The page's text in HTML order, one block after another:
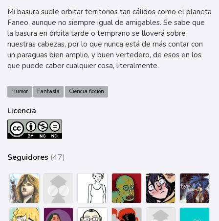
Mi basura suele orbitar territorios tan cálidos como el planeta
Faneo, aunque no siempre igual de amigables. Se sabe que
la basura en órbita tarde o temprano se lloverá sobre
nuestras cabezas, por lo que nunca está de más contar con
un paraguas bien amplio, y buen vertedero, de esos en los
que puede caber cualquier cosa, literalmente.
Humor Fantasía Ciencia ficción
Licencia
Seguidores (47)